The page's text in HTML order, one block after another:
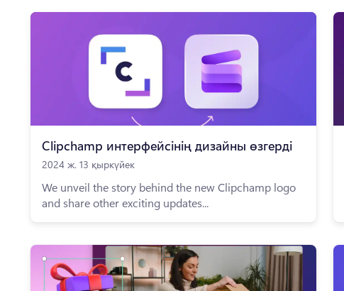
Clipchamp интерфейсінің дизайны өзгерді
2024 ж. 13 қыркүйек
We unveil the story behind the new Clipchamp logo
and share other exciting updates...